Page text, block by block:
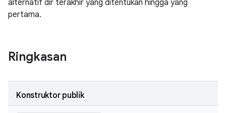
alternatif dir terakhir yang ditentukan hingga yang
pertama.
Ringkasan
Konstruktor publik